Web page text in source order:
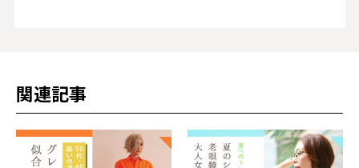
関連記事